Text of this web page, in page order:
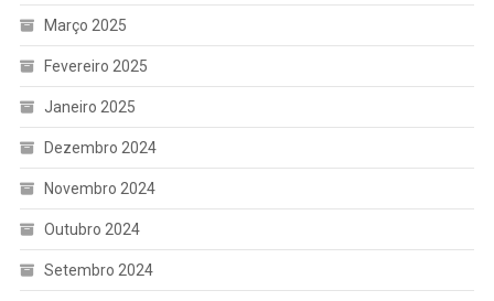
Março 2025
Fevereiro 2025
Janeiro 2025
Dezembro 2024
Novembro 2024
Outubro 2024
Setembro 2024